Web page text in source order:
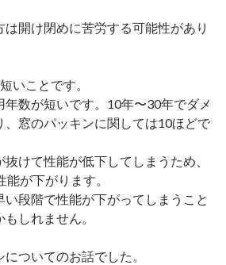
開け閉めに苦労する可能性があり
いことです。
年数が短いです。10年〜30年でダメ
、窓のパッキンに関しては10ほどで
けて性能が低下してしまうため、
が下がります。
段階で性能が下がってしまうこと
しれません。
ついてのお話でした。